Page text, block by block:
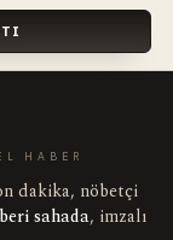
HABER
dakika, nöbetçi
sahada, imzalı